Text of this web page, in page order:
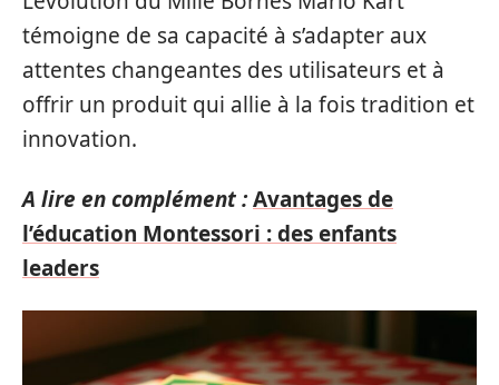
témoigne de sa capacité à s’adapter aux
attentes changeantes des utilisateurs et à
offrir un produit qui allie à la fois tradition et
innovation.
A lire en complément :Avantages de
l’éducation Montessori : des enfants
leaders